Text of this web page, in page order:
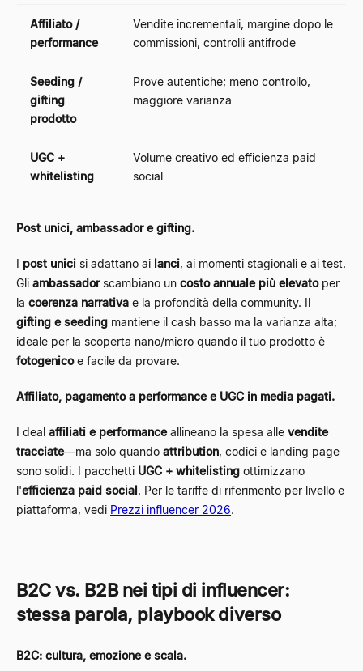
Affiliato /
performance
Vendite incrementali, margine dopo le
commissioni, controlli antifrode
Seeding /
gifting
prodotto
Prove autentiche; meno controllo,
maggiore varianza
UGC +
whitelisting
Volume creativo ed efficienza paid
social
Post unici, ambassador e gifting.
I post unici si adattano ai lanci, ai momenti stagionali e ai test.
Gli ambassadorscambiano un costo annuale più elevatoper
la coerenza narrativa e la profondità della community. Il
gifting e seeding mantiene il cash basso ma la varianza alta;
ideale per la scoperta nano/micro quando il tuo prodotto è
fotogenicoe facile da provare.
Affiliato, pagamento a performance e UGC in media pagati.
I deal affiliati e performanceallineano la spesa alle vendite
tracciate—ma solo quando attribution, codici e landing page
sono solidi. I pacchetti UGC + whitelisting ottimizzano
l'efficienza paid social. Per le tariffe di riferimento per livello e
piattaforma, vedi Prezzi influencer 2026.
B2C vs. B2B nei tipi di influencer:
stessa parola, playbook diverso
B2C: cultura, emozione e scala.